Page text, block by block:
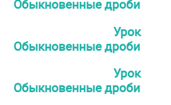
Обыкновенные дроби
Обыкновенные дроби
Обыкновенные дроби